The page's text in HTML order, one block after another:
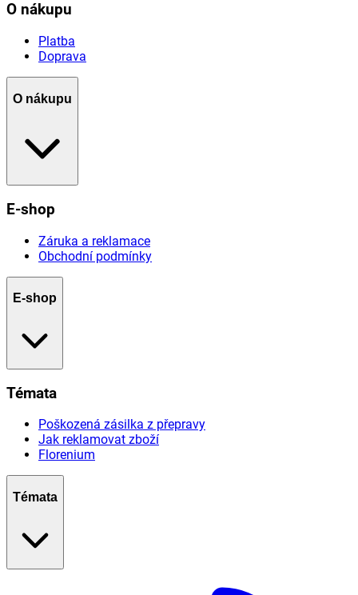
O nákupu
Platba
Doprava
O nákupu
E-shop
Záruka a reklamace
Obchodní podmínky
E-shop
Témata
Poškozená zásilka z přepravy
Jak reklamovat zboží
Florenium
Témata